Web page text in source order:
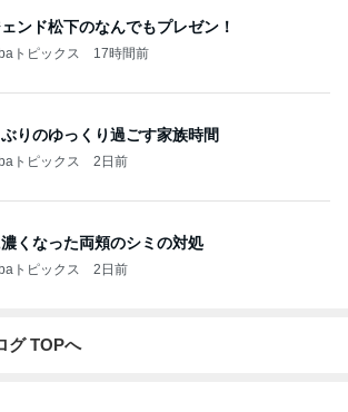
ンド松下のなんでもプレゼン！
トピックス 17時間前
りのゆっくり過ごす家族時間
トピックス 2日前
くなった両頬のシミの対処
トピックス 2日前
グ TOPへ